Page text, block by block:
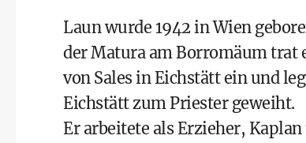
Laun wurde 1942 in Wien
der Matura am Borromäum trat
von Sales in Eichstätt ein und
Eichstätt zum Priester geweiht.
Er arbeitete als Erzieher,